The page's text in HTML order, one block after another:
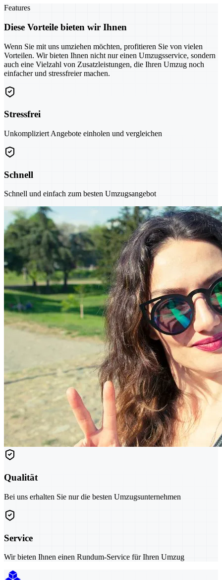
Features
Diese Vorteile bieten wir Ihnen
Wenn Sie mit uns umziehen möchten, profitieren Sie von vielen
Vorteilen. Wir bieten Ihnen nicht nur einen Umzugsservice, sondern
auch eine Vielzahl von Zusatzleistungen, die Ihren Umzug noch
einfacher und stressfreier machen.
Stressfrei
Unkompliziert Angebote einholen und vergleichen
Schnell
Schnell und einfach zum besten Umzugsangebot
Qualität
Bei uns erhalten Sie nur die besten Umzugsunternehmen
Service
Wir bieten Ihnen einen Rundum-Service für Ihren Umzug